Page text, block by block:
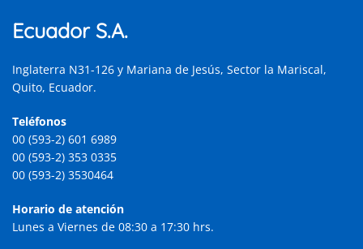
Ecuador S.A.
Inglaterra N31-126 y Mariana de Jesús, Sector la Mariscal,
Quito, Ecuador.
Teléfonos
00 (593-2) 601 6989
00 (593-2) 353 0335
00 (593-2) 3530464
Horario de atención
Lunes a Viernes de 08:30 a 17:30 hrs.